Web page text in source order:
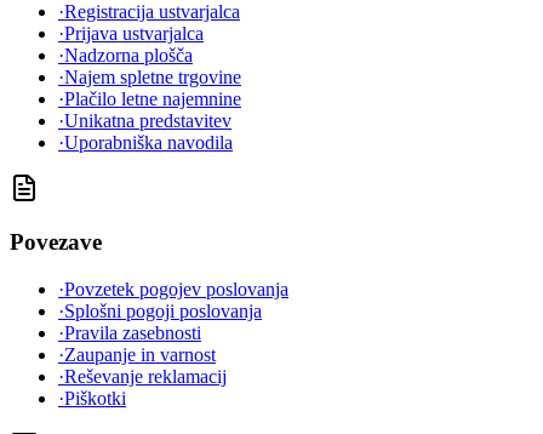
·Registracija ustvarjalca
·Prijava ustvarjalca
·Nadzorna plošča
·Najem spletne trgovine
·Plačilo letne najemnine
·Unikatna predstavitev
·Uporabniška navodila
Povezave
·Povzetek pogojev poslovanja
·Splošni pogoji poslovanja
·Pravila zasebnosti
·Zaupanje in varnost
·Reševanje reklamacij
·Piškotki